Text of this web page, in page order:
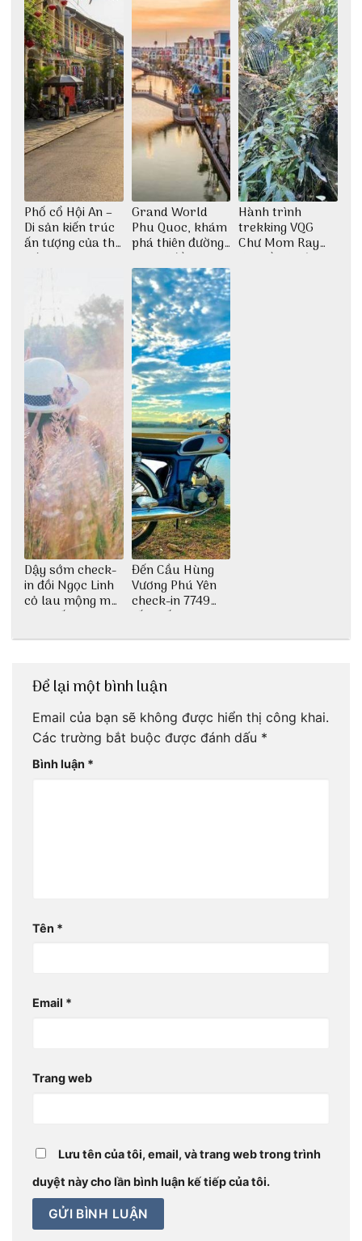
Phố cổ Hội An –
Di sản kiến trúc
ấn tượng của thế
giới
Grand World
Phu Quoc, khám
phá thiên đường
giải trí đầy sôi
động
Hành trình
trekking VQG
Chư Mom Ray
tìm về núi rừng
Dậy sớm check-
in đồi Ngọc Linh
cỏ lau mộng mơ
tại Huế nè bạn
Đến Cầu Hùng
Vương Phú Yên
check-in 7749
tấm sống ảo
Để lại một bình luận
Email của bạn sẽ không được hiển thị công khai.
Các trường bắt buộc được đánh dấu *
Bình luận *
Tên *
Email *
Trang web
Lưu tên của tôi, email, và trang web trong trình
duyệt này cho lần bình luận kế tiếp của tôi.